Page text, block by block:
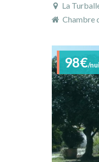
La
Chambre
98€/